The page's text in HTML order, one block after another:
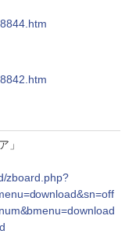
」
zboard.php?